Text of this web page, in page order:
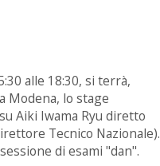
alle 18:30, si terrà,
Modena, lo stage
Aiki Iwama Ryu diretto
Tecnico Nazionale).
di esami "dan".